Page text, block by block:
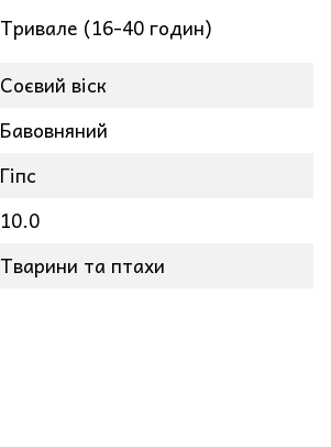
Тривале (16-40 годин)
Соєвий віск
Бавовняний
Гіпс
10.0
Тварини та птахи